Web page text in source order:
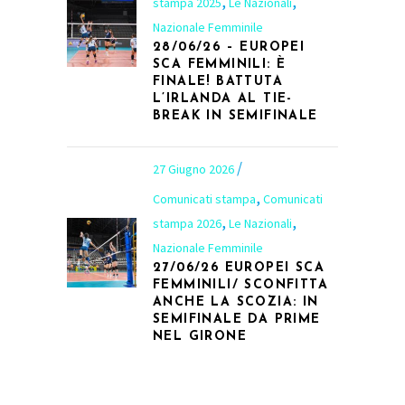
Nazionale Femminile
28/06/26 – EUROPEI
SCA FEMMINILI: È
FINALE! BATTUTA
L’IRLANDA AL TIE-
BREAK IN SEMIFINALE
27 Giugno 2026
Comunicati stampa, Comunicati
stampa 2026, Le Nazionali,
Nazionale Femminile
27/06/26 EUROPEI SCA
FEMMINILI/ SCONFITTA
ANCHE LA SCOZIA: IN
SEMIFINALE DA PRIME
NEL GIRONE